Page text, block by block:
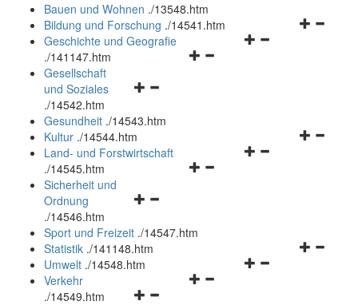
Bauen und Wohnen ./13548.htm
Navigationsmenü
Bildung und Forschung ./14541.htm
Navigationsmenü
Geschichte und Geografie
./141147.htm
Navigationsmenü
und
schließen
Gesellschaft
und Soziales
./14542.htm
Gesundheit ./14543.htm
Navigationsmenü
Kultur ./14544.htm
Navigationsmenü
Land- und Forstwirtschaft
./14545.htm
Navigationsmenü
und
schließen
Sicherheit und
Ordnung
./14546.htm
Sport und Freizeit ./14547.htm
Navigationsmenü
Statistik ./141148.htm
Navigationsmenü
Umwelt ./14548.htm
Navigationsmenü
Verkehr
./14549.htm